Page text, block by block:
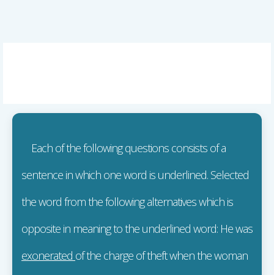
Each of the following questions consists of a
sentence in which one word is underlined. Selected
the word from the following alternatives which is
opposite in meaning to the underlined word: He was
exonerated of the charge of theft when the woman